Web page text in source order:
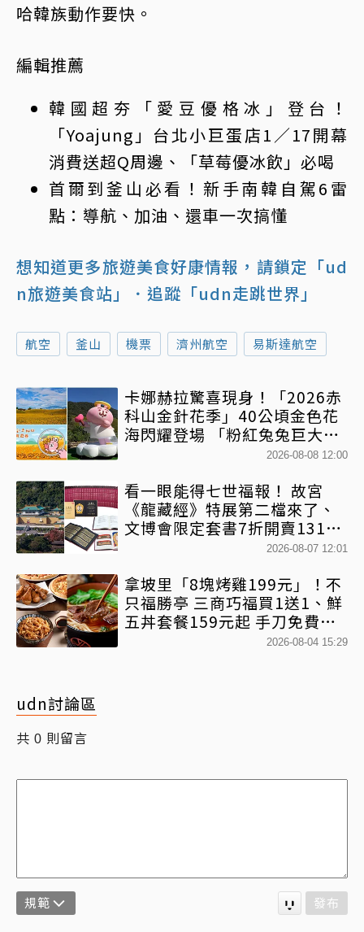
哈韓族動作要快。
編輯推薦
韓國超夯「愛豆優格冰」登台！
「Yoajung」台北小巨蛋店1／17開幕
消費送超Q周邊、「草莓優冰飲」必喝
首爾到釜山必看！新手南韓自駕6雷
點：導航、加油、還車一次搞懂
想知道更多旅遊美食好康情報，請鎖定「ud
n旅遊美食站」
．追蹤「udn走跳世界」
航空 釜山 機票 濟州航空 易斯達航空
卡娜赫拉驚喜現身！「2026赤
科山金針花季」40公頃金色花
海閃耀登場 「粉紅兔兔巨大氣
球+超狂500樂遊券」快追
2026-08-08 12:00
看一眼能得七世福報！ 故宮
《龍藏經》特展第二檔來了、
文博會限定套書7折開賣131萬
網驚：貧窮限制想像2026-08-07 12:01
拿坡里「8塊烤雞199元」！不
只福勝亭 三商巧福買1送1、鮮
五丼套餐159元起 手刀免費領
2026-08-04 15:29
udn討論區
共 0 則留言
規範 發布